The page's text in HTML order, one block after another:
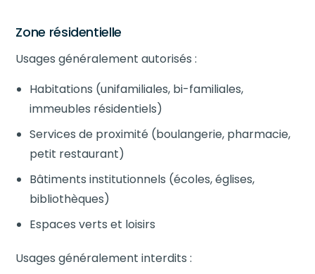
Zone résidentielle
Usages généralement autorisés :
Habitations (unifamiliales, bi-familiales,
immeubles résidentiels)
Services de proximité (boulangerie, pharmacie,
petit restaurant)
Bâtiments institutionnels (écoles, églises,
bibliothèques)
Espaces verts et loisirs
Usages généralement interdits :